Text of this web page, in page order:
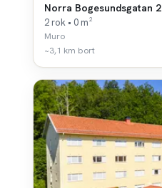
Norra Bogesundsgatan 2
2 rok • 0 m²
Muro
~3,1 km bort